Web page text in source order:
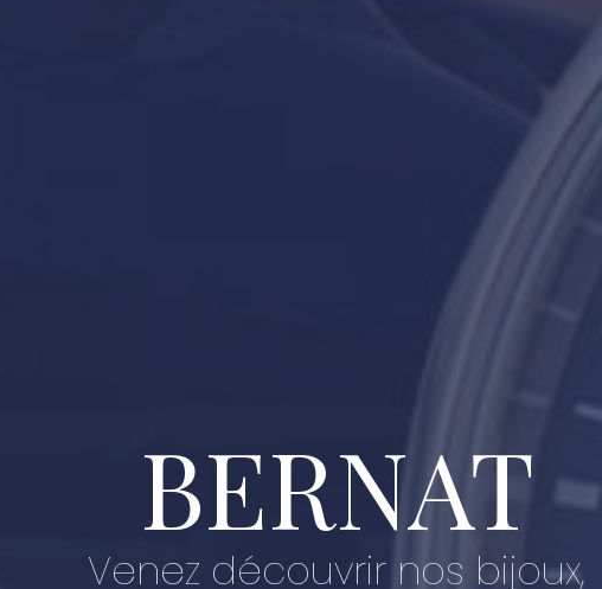
BERNAT
Venez découvrir nos bijoux,